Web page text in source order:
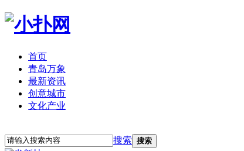
首页
青岛万象
最新资讯
创意城市
文化产业
搜索 搜索